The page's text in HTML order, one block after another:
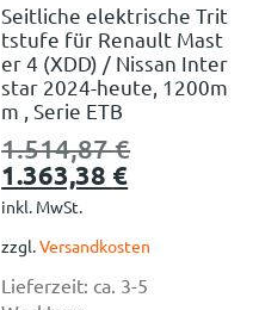
Seitliche elektrische Trit
tstufe für Renault Mast
er 4 (XDD) / Nissan Inter
star 2024-heute, 1200m
m , Serie ETB
1.514,87€
1.363,38 €
inkl. MwSt.
zzgl.Versandkosten
Lieferzeit: ca. 3-5